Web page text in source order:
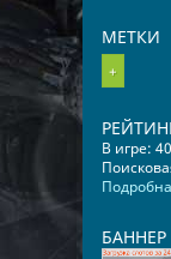
МЕТКИ
+
В игре:
БАННЕР